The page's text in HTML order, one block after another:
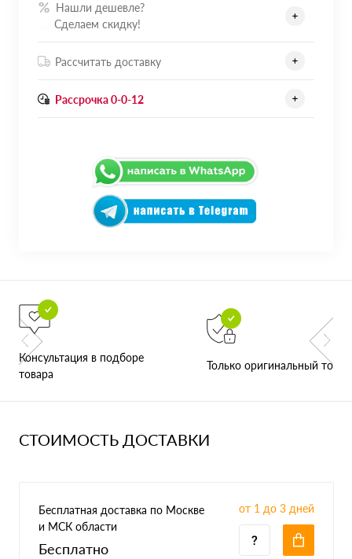
Нашли дешевле?
Сделаем скидку!
Рассчитать доставку
Рассрочка 0-0-12
Консультация в подборе
товара
Только оригинальный товар
СТОИМОСТЬ ДОСТАВКИ
Бесплатная доставка по Москве
и МСК области
Бесплатно
от 1 до 3 дней